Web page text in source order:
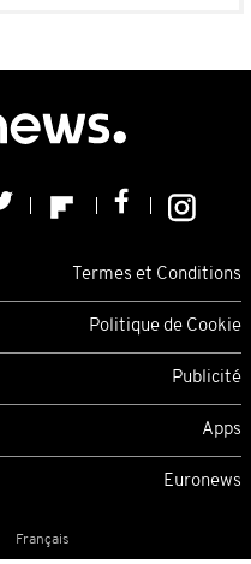
Termes et Conditions
Politique de Cookie
Publicité
Apps
Euronews